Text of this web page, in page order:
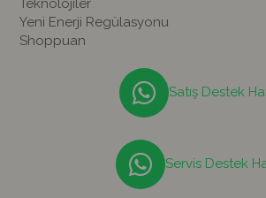
Teknolojiler
Yeni Enerji Regülasyonu
Shoppuan
Satış Destek
Servis Destek